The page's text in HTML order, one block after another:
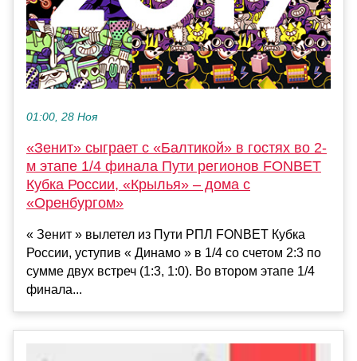
01:00, 28 Ноя
«Зенит» сыграет с «Балтикой» в гостях во 2-
м этапе 1/4 финала Пути регионов FONBET
Кубка России, «Крылья» – дома с
«Оренбургом»
« Зенит » вылетел из Пути РПЛ FONBET Кубка
России, уступив « Динамо » в 1/4 со счетом 2:3 по
сумме двух встреч (1:3, 1:0). Во втором этапе 1/4
финала...